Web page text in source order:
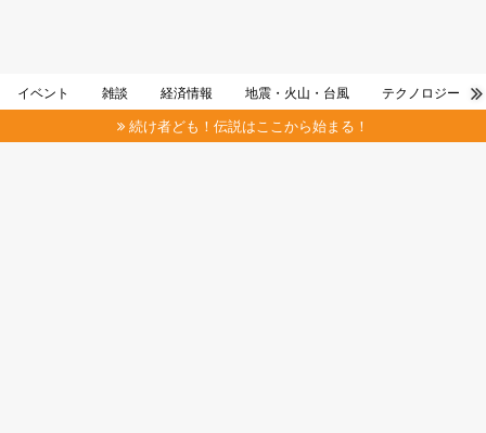
イベント 雑談 経済情報 地震・火山・台風 テクノロジー
続け者ども！伝説はここから始まる！